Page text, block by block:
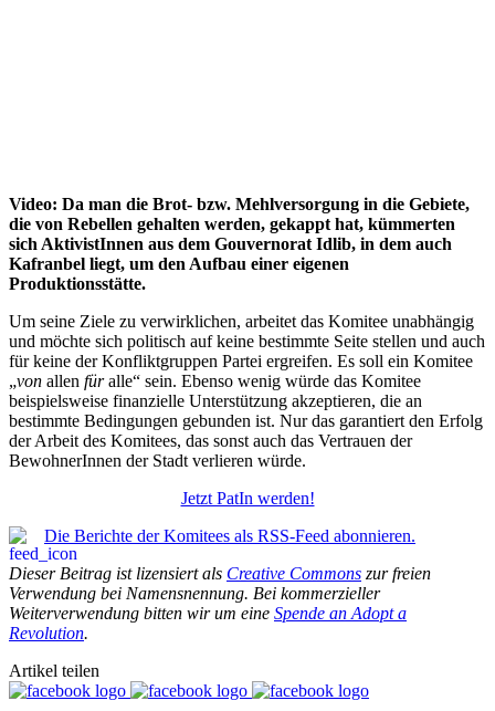
Video: Da man die Brot- bzw. Mehlversorgung in die Gebiete,
die von Rebellen gehalten werden, gekappt hat, kümmerten
sich AktivistInnen aus dem Gouvernorat Idlib, in dem auch
Kafranbel liegt, um den Aufbau einer eigenen
Produktionsstätte.
Um seine Ziele zu verwirklichen, arbeitet das Komitee unabhängig
und möchte sich politisch auf keine bestimmte Seite stellen und auch
für keine der Konfliktgruppen Partei ergreifen. Es soll ein Komitee
„von allen füralle“ sein. Ebenso wenig würde das Komitee
beispielsweise finanzielle Unterstützung akzeptieren, die an
bestimmte Bedingungen gebunden ist. Nur das garantiert den Erfolg
der Arbeit des Komitees, das sonst auch das Vertrauen der
BewohnerInnen der Stadt verlieren würde.
Jetzt PatIn werden!
Die Berichte der Komitees als RSS-Feed abonnieren.
Dieser Beitrag ist lizensiert als Creative Commons zur freien
Verwendung bei Namensnennung. Bei kommerzieller
Weiterverwendung bitten wir um eine Spende an Adopt a
Revolution.
Artikel teilen